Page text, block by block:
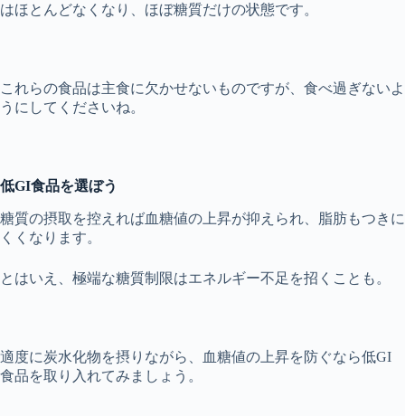
はほとんどなくなり、ほぼ糖質だけの状態です。
これらの食品は主食に欠かせないものですが、食べ過ぎないよ
うにしてくださいね。
低GI食品を選ぼう
糖質の摂取を控えれば血糖値の上昇が抑えられ、脂肪もつきに
くくなります。
とはいえ、極端な糖質制限はエネルギー不足を招くことも。
適度に炭水化物を摂りながら、血糖値の上昇を防ぐなら低GI
食品を取り入れてみましょう。